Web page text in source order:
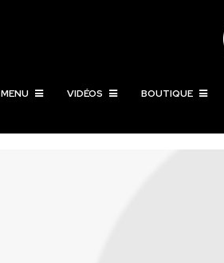
MENU VIDÉOS BOUTIQUE